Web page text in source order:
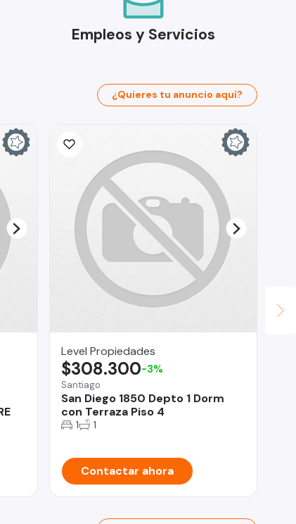
Empleos y Servicios
¿Quieres tu anuncio aquí?
Level Propiedades
Santiago
San Diego 1850 Depto 1 Dorm
con Terraza Piso 4
$308.300-3%
1 1
Contactar ahora